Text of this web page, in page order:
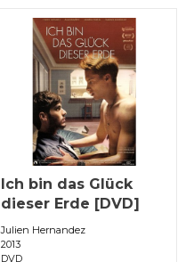
Ich bin das Glück
dieser Erde [DVD]
Julien Hernandez
2013
DVD